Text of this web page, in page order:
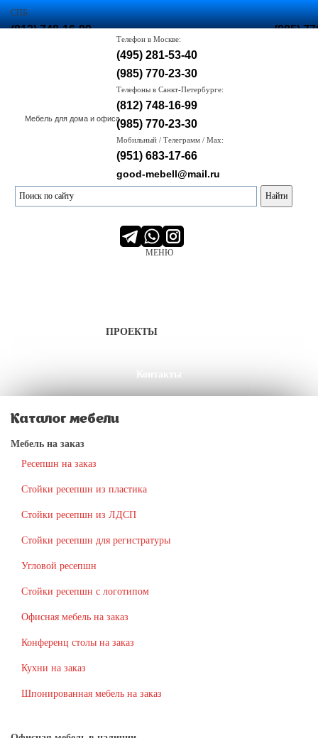
СПБ:
(812) 748-16-99 (985)
Мебель для дома и офиса
Телефон в Москве:
(495) 281-53-40
(985) 770-23-30
Телефоны в Санкт-Петербурге:
(812) 748-16-99
(985) 770-23-30
Мобильный / Телеграмм / Max:
(951) 683-17-66
good-mebell@mail.ru
МЕНЮ
ПРОЕКТЫ
Контакты
Каталог мебели
Мебель на заказ
Ресепшн на заказ
Стойки ресепшн из пластика
Стойки ресепшн из ЛДСП
Стойки ресепшн для регистратуры
Угловой ресепшн
Стойки ресепшн с логотипом
Офисная мебель на заказ
Конференц столы на заказ
Кухни на заказ
Шпонированная мебель на заказ